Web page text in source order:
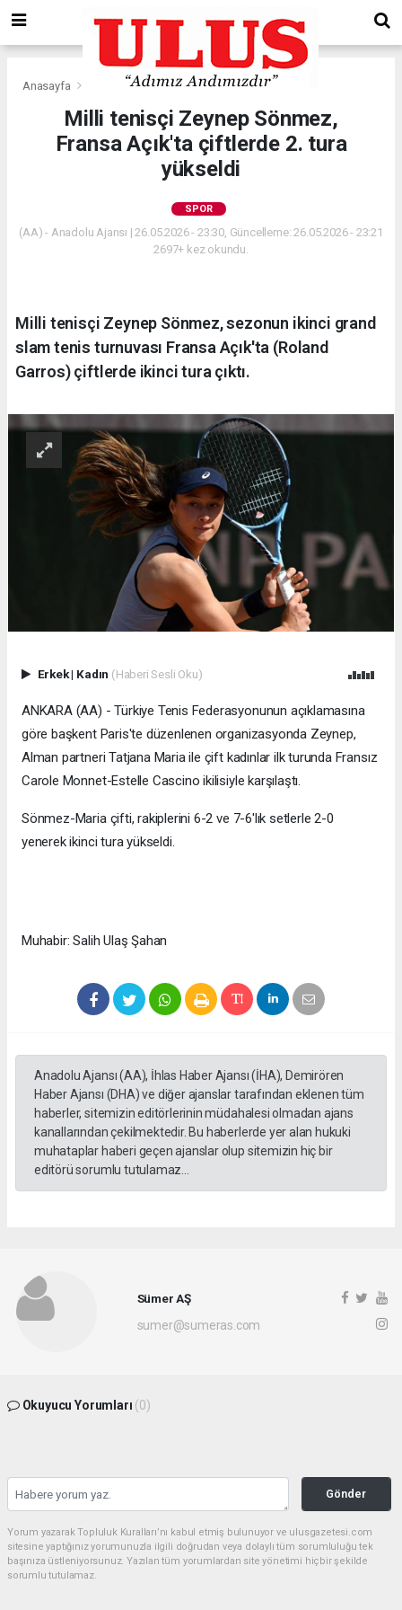
Anasayfa
Milli tenisçi Zeynep Sönmez,
Fransa Açık'ta çiftlerde 2. tura
yükseldi
SPOR
(AA) - Anadolu Ajansı | 26.05.2026 - 23:30, Güncelleme: 26.05.2026 - 23:21
2697+ kez okundu.
Milli tenisçi Zeynep Sönmez, sezonun ikinci grand
slam tenis turnuvası Fransa Açık'ta (Roland
Garros) çiftlerde ikinci tura çıktı.
Erkek| Kadın (Haberi Sesli Oku)
ANKARA (AA) - Türkiye Tenis Federasyonunun açıklamasına
göre başkent Paris'te düzenlenen organizasyonda Zeynep,
Alman partneri Tatjana Maria ile çift kadınlar ilk turunda Fransız
Carole Monnet-Estelle Cascino ikilisiyle karşılaştı.
Sönmez-Maria çifti, rakiplerini 6-2 ve 7-6'lık setlerle 2-0
yenerek ikinci tura yükseldi.
Muhabir: Salih Ulaş Şahan
Anadolu Ajansı (AA), İhlas Haber Ajansı (İHA), Demirören
Haber Ajansı (DHA) ve diğer ajanslar tarafından eklenen tüm
haberler, sitemizin editörlerinin müdahalesi olmadan ajans
kanallarından çekilmektedir. Bu haberlerde yer alan hukuki
muhataplar haberi geçen ajanslar olup sitemizin hiç bir
editörü sorumlu tutulamaz...
Sümer AŞ
sumer@sumeras.com
Okuyucu Yorumları (0)
Gönder
Yorum yazarak Topluluk Kuralları’nı kabul etmiş bulunuyor ve ulusgazetesi.com
sitesine yaptığınız yorumunuzla ilgili doğrudan veya dolaylı tüm sorumluluğu tek
başınıza üstleniyorsunuz. Yazılan tüm yorumlardan site yönetimi hiçbir şekilde
sorumlu tutulamaz.